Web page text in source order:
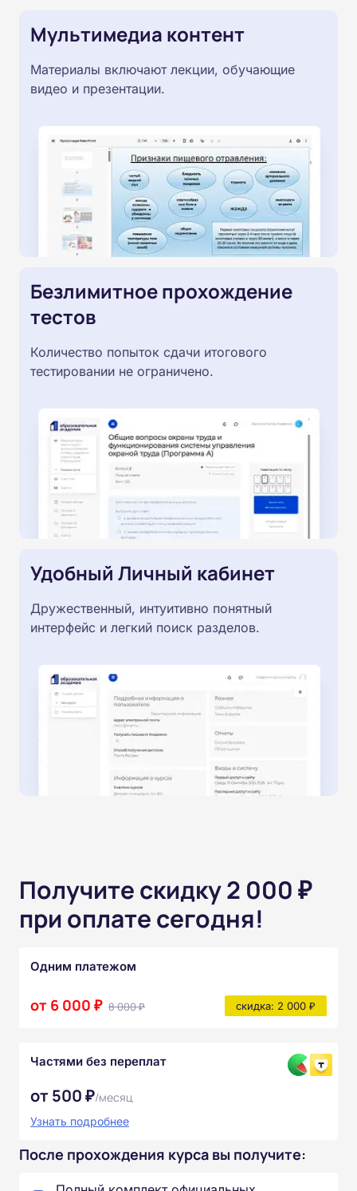
Мультимедиа контент
Материалы включают лекции, обучающие
видео и презентации.
Безлимитное прохождение
тестов
Количество попыток сдачи итогового
тестировании не ограничено.
Удобный Личный кабинет
Дружественный, интуитивно понятный
интерфейс и легкий поиск разделов.
Получите скидку 2 000 ₽
при оплате сегодня!
Одним платежом
от 6 000 ₽ 8 000 ₽ скидка: 2 000 ₽
Частями без переплат
от 500 ₽/месяц
Узнать подробнее
После прохождения курса вы получите: